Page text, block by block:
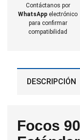
Contáctanos por
WhatsApp electrónico
para confirmar
compatibilidad
DESCRIPCIÓN
Focos